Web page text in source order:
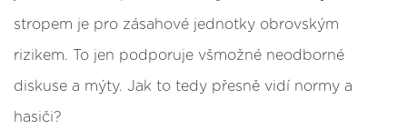
stropem je pro zásahové jednotky obrovským
rizikem. To jen podporuje všmožné neodborné
diskuse a mýty. Jak to tedy přesně vidí normy a
hasiči?